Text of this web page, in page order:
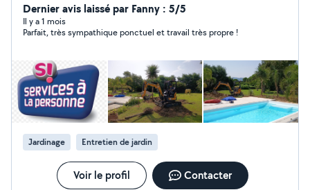
Dernier avis laissé par Fanny : 5/5
Il y a 1 mois
Parfait, très sympathique ponctuel et travail très propre !
Jardinage Entretien de jardin
Voir le profil Contacter